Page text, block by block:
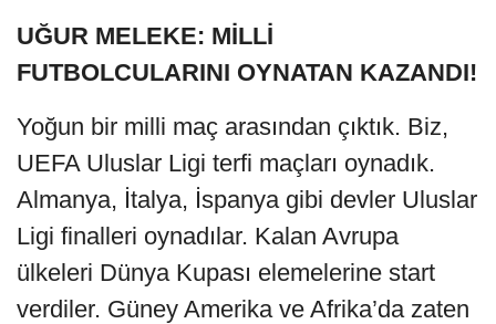
UĞUR MELEKE: MİLLİ
FUTBOLCULARINI OYNATAN KAZANDI!
Yoğun bir milli maç arasından çıktık. Biz,
UEFA Uluslar Ligi terfi maçları oynadık.
Almanya, İtalya, İspanya gibi devler Uluslar
Ligi finalleri oynadılar. Kalan Avrupa
ülkeleri Dünya Kupası elemelerine start
verdiler. Güney Amerika ve Afrika’da zaten